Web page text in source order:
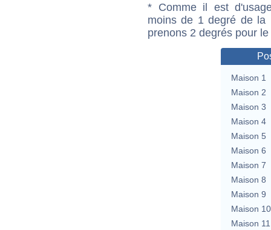
* Comme il est
moins de 1 degré de la
prenons 2 degrés pour
Maison 1
Maison 2
Maison 3
Maison 4
Maison 5
Maison 6
Maison 7
Maison 8
Maison 9
Maison 10
Maison 11